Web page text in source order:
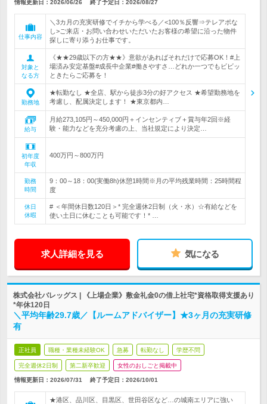
情報更新日：2026/06/26 終了予定日： 2026/08/27
仕事内容
＼3カ月の充実研修でイチから学べる／<100％反響⇒テレアポな
し>ご来店・お問い合わせいただいたお客様の希望に沿った物件
探しに寄り添うお仕事です。
対象と
なる方
《★★29歳以下の方★★》意欲があればそれだけで応募OK！#上
場済み安定基盤#成長中企業#働きやすさ…どれか一つでもビビッ
ときたらご応募を！
勤務地
★転勤なし ★全店、駅から徒歩3分の好アクセス ★希望勤務地を
考慮し、配属決定します！ ★東京都内…
給与
月給273,105円～450,000円＋インセンティブ＋賞与年2回※経
験・能力などを充分考慮の上、当社規定により決定…
初年度
年収
400万円～800万円
勤務
時間
9：00～18：00(実働8h)休憩1時間※月の平均残業時間：25時間程
度
休日
休暇
# ＜年間休日数120日＞* 完全週休2日制（火・水）☆有給などを
使い土日に休むことも可能です！* …
求人詳細を見る 気になる
株式会社バレッグス | 《上場企業》敷金礼金0の借上社宅*資格取得支援あり
*年休120日
＼平均年齢29.7歳／【ルームアドバイザー】★3ヶ月の充実研修
有
正社員 職種・業種未経験OK 急募 転勤なし 学歴不問
完全週休2日制 第二新卒歓迎 女性のおしごと掲載中
情報更新日：2026/07/31 終了予定日： 2026/10/01
★港区、品川区、目黒区、世田谷区など…の城南エリアに強い